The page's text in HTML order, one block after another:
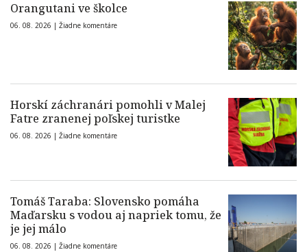
Orangutani ve školce
06. 08. 2026 | Žiadne komentáre
Horskí záchranári pomohli v Malej
Fatre zranenej poľskej turistke
06. 08. 2026 | Žiadne komentáre
Tomáš Taraba: Slovensko pomáha
Maďarsku s vodou aj napriek tomu, že
je jej málo
06. 08. 2026 | Žiadne komentáre